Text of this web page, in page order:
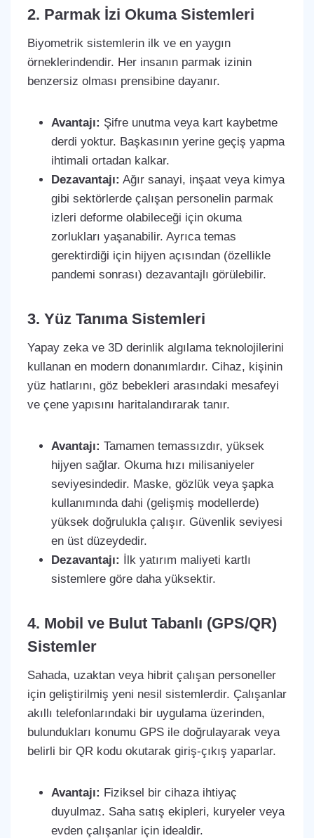
2. Parmak İzi Okuma Sistemleri
Biyometrik sistemlerin ilk ve en yaygın
örneklerindendir. Her insanın parmak izinin
benzersiz olması prensibine dayanır.
Avantajı: Şifre unutma veya kart kaybetme
derdi yoktur. Başkasının yerine geçiş yapma
ihtimali ortadan kalkar.
Dezavantajı: Ağır sanayi, inşaat veya kimya
gibi sektörlerde çalışan personelin parmak
izleri deforme olabileceği için okuma
zorlukları yaşanabilir. Ayrıca temas
gerektirdiği için hijyen açısından (özellikle
pandemi sonrası) dezavantajlı görülebilir.
3. Yüz Tanıma Sistemleri
Yapay zeka ve 3D derinlik algılama teknolojilerini
kullanan en modern donanımlardır. Cihaz, kişinin
yüz hatlarını, göz bebekleri arasındaki mesafeyi
ve çene yapısını haritalandırarak tanır.
Avantajı: Tamamen temassızdır, yüksek
hijyen sağlar. Okuma hızı milisaniyeler
seviyesindedir. Maske, gözlük veya şapka
kullanımında dahi (gelişmiş modellerde)
yüksek doğrulukla çalışır. Güvenlik seviyesi
en üst düzeydedir.
Dezavantajı: İlk yatırım maliyeti kartlı
sistemlere göre daha yüksektir.
4. Mobil ve Bulut Tabanlı (GPS/QR)
Sistemler
Sahada, uzaktan veya hibrit çalışan personeller
için geliştirilmiş yeni nesil sistemlerdir. Çalışanlar
akıllı telefonlarındaki bir uygulama üzerinden,
bulundukları konumu GPS ile doğrulayarak veya
belirli bir QR kodu okutarak giriş-çıkış yaparlar.
Avantajı: Fiziksel bir cihaza ihtiyaç
duyulmaz. Saha satış ekipleri, kuryeler veya
evden çalışanlar için idealdir.